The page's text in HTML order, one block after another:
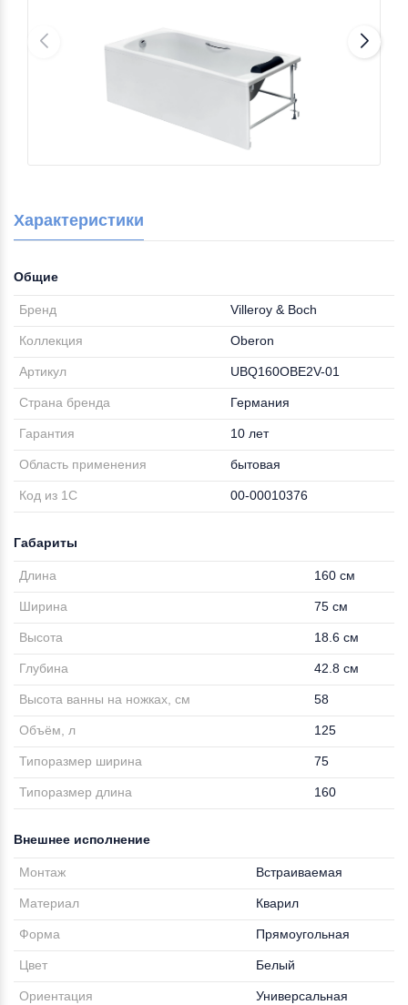
Характеристики
Общие
Бренд Villeroy & Boch
Коллекция Oberon
Артикул UBQ160OBE2V-01
Страна бренда Германия
Гарантия 10 лет
Область применения бытовая
Код из 1С 00-00010376
Габариты
Длина 160 см
Ширина 75 см
Высота 18.6 см
Глубина 42.8 см
Высота ванны на ножках, см 58
Объём, л 125
Типоразмер ширина 75
Типоразмер длина 160
Внешнее исполнение
Монтаж Встраиваемая
Материал Кварил
Форма Прямоугольная
Цвет Белый
Ориентация Универсальная